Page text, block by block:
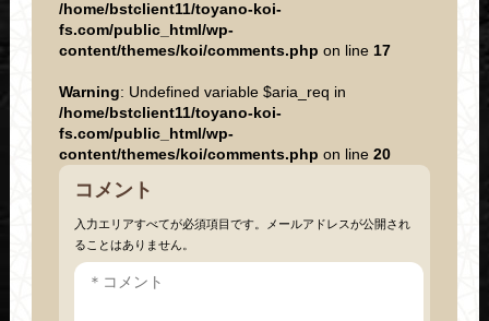
/home/bstclient11/toyano-koi-
fs.com/public_html/wp-
content/themes/koi/comments.php on line 17
Warning: Undefined variable $aria_req in
/home/bstclient11/toyano-koi-
fs.com/public_html/wp-
content/themes/koi/comments.php on line 20
コメント
入力エリアすべてが必須項目です。メールアドレスが公開され
ることはありません。